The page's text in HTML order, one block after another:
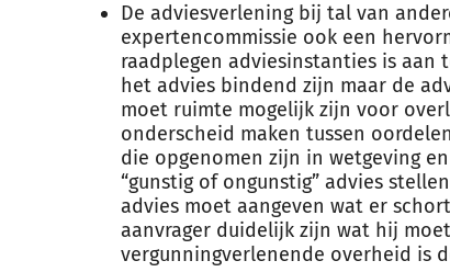
De adviesverlening bij tal van
expertencommissie ook een
raadplegen adviesinstanties is aan
het advies bindend zijn maar de
moet ruimte mogelijk zijn voor
onderscheid maken tussen
die opgenomen zijn in wetgeving
“gunstig of ongunstig” advies
advies moet aangeven wat er
aanvrager duidelijk zijn wat hij
vergunningverlenende overheid is